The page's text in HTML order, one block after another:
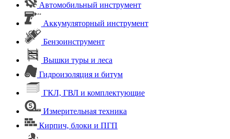
Автомобильный инструмент
Аккумуляторный инструмент
Бензоинструмент
Вышки туры и леса
Гидроизоляция и битум
ГКЛ, ГВЛ и комплектующие
Измерительная техника
Кирпич, блоки и ПГП